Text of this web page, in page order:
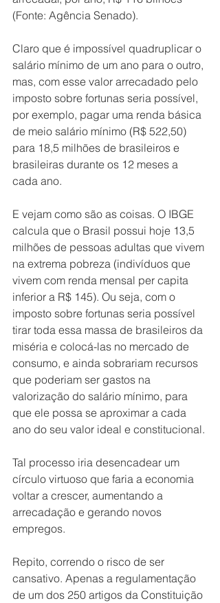
(Fonte: Agência Senado).
Claro que é impossível quadruplicar o
salário mínimo de um ano para o outro,
mas, com esse valor arrecadado pelo
imposto sobre fortunas seria possível,
por exemplo, pagar uma renda básica
de meio salário mínimo (R$ 522,50)
para 18,5 milhões de brasileiros e
brasileiras durante os 12 meses a
cada ano.
E vejam como são as coisas. O IBGE
calcula que o Brasil possui hoje 13,5
milhões de pessoas adultas que vivem
na extrema pobreza (indivíduos que
vivem com renda mensal per capita
inferior a R$ 145). Ou seja, com o
imposto sobre fortunas seria possível
tirar toda essa massa de brasileiros da
miséria e colocá-las no mercado de
consumo, e ainda sobrariam recursos
que poderiam ser gastos na
valorização do salário mínimo, para
que ele possa se aproximar a cada
ano do seu valor ideal e constitucional.
Tal processo iria desencadear um
círculo virtuoso que faria a economia
voltar a crescer, aumentando a
arrecadação e gerando novos
empregos.
Repito, correndo o risco de ser
cansativo. Apenas a regulamentação
de um dos 250 artigos da Constituição